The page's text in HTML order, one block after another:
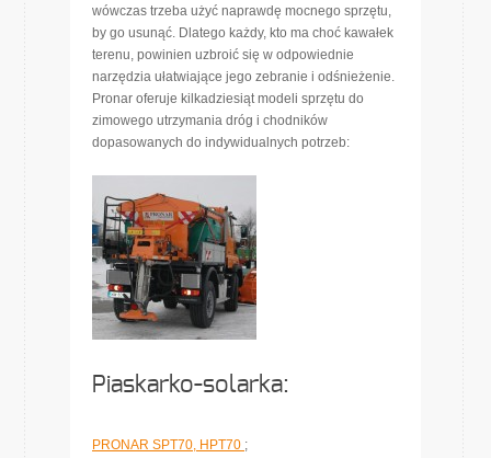
wówczas trzeba użyć naprawdę mocnego sprzętu,
by go usunąć. Dlatego każdy, kto ma choć kawałek
terenu, powinien uzbroić się w odpowiednie
narzędzia ułatwiające jego zebranie i odśnieżenie.
Pronar oferuje kilkadziesiąt modeli sprzętu do
zimowego utrzymania dróg i chodników
dopasowanych do indywidualnych potrzeb:
Piaskarko-solarka:
PRONAR SPT70, HPT70 ;